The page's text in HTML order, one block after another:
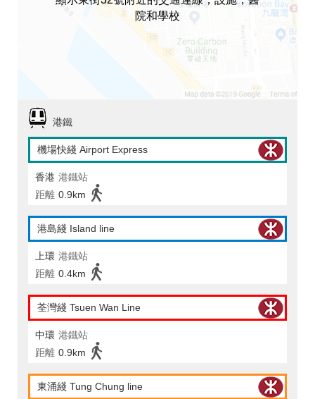
院和學校
港鐵
機場快綫 Airport Express
香港 港鐵站
距離 0.9km
港島綫 Island line
上環 港鐵站
距離 0.4km
荃灣綫 Tsuen Wan Line
中環 港鐵站
距離 0.9km
東涌綫 Tung Chung line